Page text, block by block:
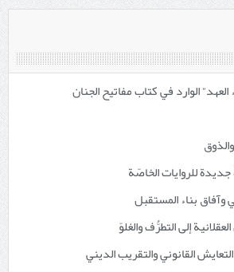
الوارد في كتاب مفاتيح الجنان
للروايات الخاصّة
وآفاق بناء المستقبل
إلى التطرُّف والغلوّ
القانوني والتقريب الديني